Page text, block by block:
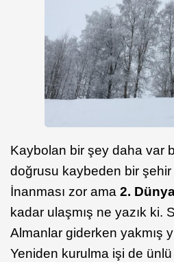
Kaybolan bir şey daha var
doğrusu kaybeden bir
İnanması zor ama 2.
kadar ulaşmış ne yazık ki.
Almanlar giderken yakmış
Yeniden kurulma işi de